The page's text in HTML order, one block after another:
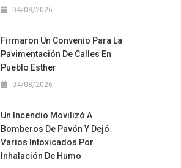
04/08/2026
Firmaron Un Convenio Para La
Pavimentación De Calles En
Pueblo Esther
04/08/2026
Un Incendio Movilizó A
Bomberos De Pavón Y Dejó
Varios Intoxicados Por
Inhalación De Humo